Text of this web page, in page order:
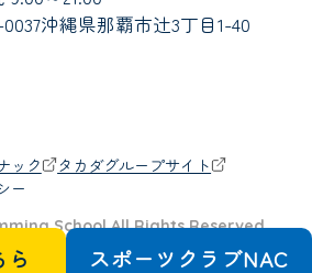
スポーツクラブNAC
沖縄県那覇市辻3丁目1-40
ック
タカダグループサイト
ー
School All Rights Reserved.